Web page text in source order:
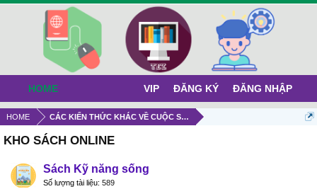
HOME CÁC KIẾN THỨC KHÁC VỀ CUỘC SỐNG
KHO SÁCH ONLINE
Sách Kỹ năng sống
Số lượng tài liệu: 589
HOME VIP ĐĂNG KÝ ĐĂNG NHẬP